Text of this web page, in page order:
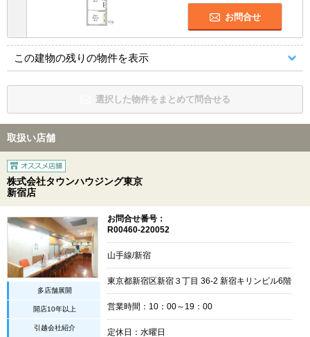
お問合せ
この建物の残りの物件を表示
選択した物件をまとめて問合せる
取扱い店舗
株式会社タウンハウジング東京
新宿店
多店舗展開
開店10年以上
引越会社紹介
お問合せ番号：
R00460-220052
山手線/新宿
東京都新宿区新宿３丁目 36-2 新宿キリンビル6階
営業時間：10：00～19：00
定休日：水曜日